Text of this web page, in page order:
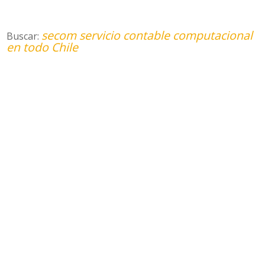
Buscar: secom servicio contable computacional
en todo Chile